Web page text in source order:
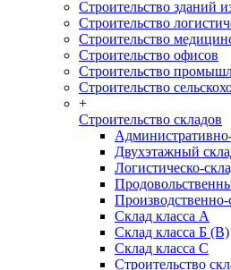
Строительство зданий
Строительство
Строительство
Строительство офисов
Строительство
Строительство
+
Строительство складов
Двухэтажный
Логистическо-
Склад класса А
Склад класса Б (B)
Склад класса С
Строительство